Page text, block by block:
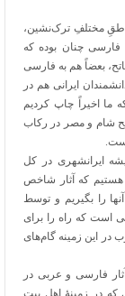
مختلفِ ترک‌نشین،
فارسی چنان بوده که
بعضاً هم به فارسی
ایرانی هم در
ما اخیراً چاپ کردیم
شام و مصر در رکاب
ایرانشهری در کل
که آثار شاخص
را بگیریم و توسط
است که راه را برای
در این زمینه گام‌های
فارسی و عربی در